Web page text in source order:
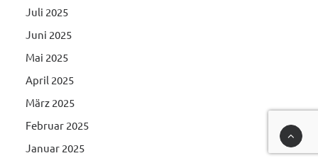
Juli 2025
Juni 2025
Mai 2025
April 2025
März 2025
Februar 2025
Januar 2025